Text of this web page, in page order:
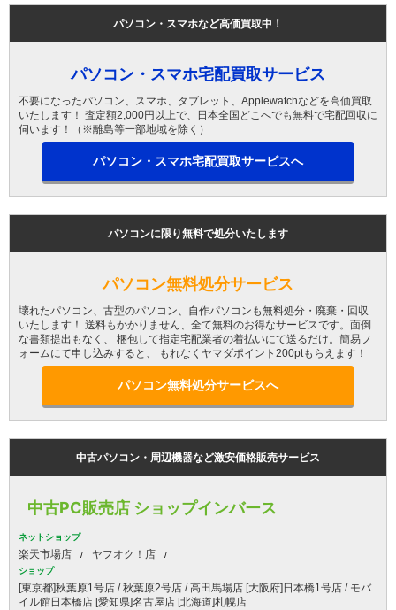
パソコン・スマホなど高価買取中！
パソコン・スマホ宅配買取サービス
不要になったパソコン、スマホ、タブレット、Applewatchなどを高価買取
いたします！ 査定額2,000円以上で、日本全国どこへでも無料で宅配回収に
伺います！（※離島等一部地域を除く）
パソコン・スマホ宅配買取サービスへ
パソコンに限り無料で処分いたします
パソコン無料処分サービス
壊れたパソコン、古型のパソコン、自作パソコンも無料処分・廃棄・回収
いたします！ 送料もかかりません、全て無料のお得なサービスです。面倒
な書類提出もなく、 梱包して指定宅配業者の着払いにて送るだけ。簡易フ
ォームにて申し込みすると、 もれなくヤマダポイント200ptもらえます！
パソコン無料処分サービスへ
中古パソコン・周辺機器など激安価格販売サービス
中古PC販売店 ショップインバース
ネットショップ
楽天市場店 ヤフオク！店
ショップ
[東京都]秋葉原1号店 / 秋葉原2号店 / 高田馬場店 [大阪府]日本橋1号店 / モバ
イル館日本橋店 [愛知県]名古屋店 [北海道]札幌店